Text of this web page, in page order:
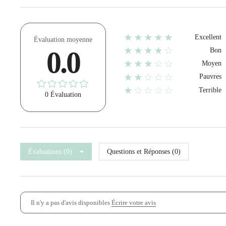
Évaluation moyenne
0.0
0 Évaluation
★★★★★ Excellent
★★★★☆ Bon
★★★☆☆ Moyen
★★☆☆☆ Pauvres
★☆☆☆☆ Terrible
Évaluations (0) Questions et Réponses (0)
Il n'y a pas d'avis disponibles Écrire votre avis